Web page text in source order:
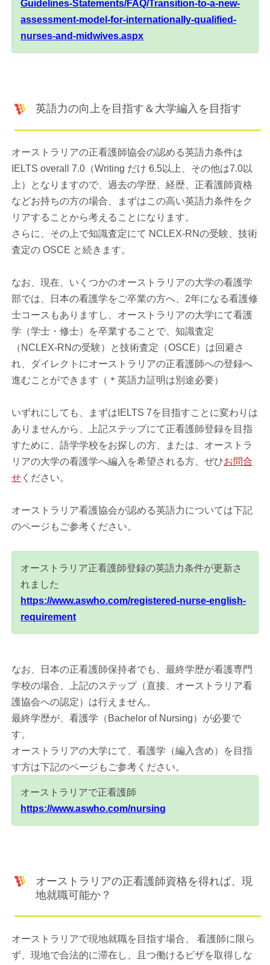
Guidelines-Statements/FAQ/Transition-to-a-new-
assessment-model-for-internationally-qualified-
nurses-and-midwives.aspx
英語力の向上を目指す＆大学編入を目指す
オーストラリアの正看護師協会の認める英語力条件は
IELTS overall 7.0（Writing だけ 6.5以上、その他は7.0以
上）となりますので、過去の学歴、経歴、正看護師資格
などお持ちの方の場合、まずはこの高い英語力条件をク
リアすることから考えることになります。
さらに、その上で知識査定にて NCLEX-RNの受験、技術
査定の OSCE と続きます。
なお、現在、いくつかのオーストラリアの大学の看護学
部では、日本の看護学をご卒業の方へ、2年になる看護修
士コースもありますし、オーストラリアの大学にて看護
学（学士・修士）を卒業することで、知識査定
（NCLEX-RNの受験）と技術査定（OSCE）は回避さ
れ、ダイレクトにオーストラリアの正看護師への登録へ
進むことができます（＊英語力証明は別途必要）
いずれにしても、まずはIELTS 7を目指すことに変わりは
ありませんから、上記ステップにて正看護師登録を目指
すために、語学学校をお探しの方、または、オーストラ
リアの大学の看護学へ編入を希望される方、ぜひお問合
せ ください。
オーストラリア看護協会が認める英語力については下記
のページもご参考ください。
オーストラリア正看護師登録の英語力条件が更新さ
れました
https://www.aswho.com/registered-nurse-english-
requirement
なお、日本の正看護師保持者でも、最終学歴が看護専門
学校の場合、上記のステップ（直接、オーストラリア看
護協会への認定）は行えません。
最終学歴が、看護学（Bachelor of Nursing）が必要で
す。
オーストラリアの大学にて、看護学（編入含め）を目指
す方は下記のページもご参考ください。
オーストラリアで正看護師
https://www.aswho.com/nursing
オーストラリアの正看護師資格を得れば、現
地就職可能か？
オーストラリアで現地就職を目指す場合、 看護師に限ら
ず、現地で合法的に滞在し、且つ働けるビザを取得しな